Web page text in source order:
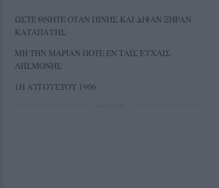
ΩΣΤΕ ΘΝΗΤΕ ΟΤΑΝ ΠΙΝΗΣ ΚΑΙ ΔΙΨΑΝ ΞΗΡΑΝ
ΚΑΤΑΠΑΥΗΣ
ΜΗ ΤΗΝ ΜΑΡΙΑΝ ΠΟΤΕ ΕΝ ΤΑΙΣ ΕΥΧΑΙΣ
ΛΗΣΜΟΝΗΣ
1Η ΑΥΓΟΥΣΤΟΥ 1906